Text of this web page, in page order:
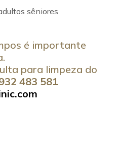
sêniores
é importante
para limpeza do
483 581